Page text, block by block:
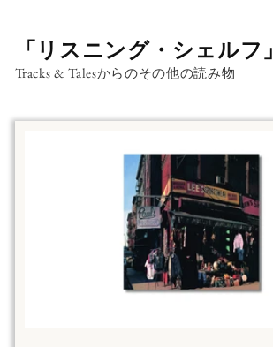
「リスニング・シェルフ」
Tracks & Talesからのその他の読み物